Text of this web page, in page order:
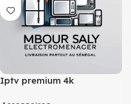
Iptv premium 4k